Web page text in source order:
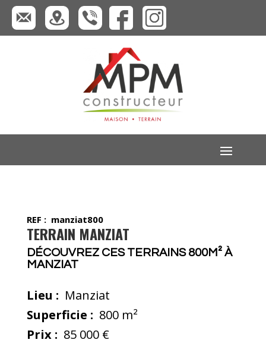
REF : manziat800
TERRAIN MANZIAT
DÉCOUVREZ CES TERRAINS 800M² À
MANZIAT
Lieu : Manziat
Superficie : 800 m²
Prix : 85 000 €